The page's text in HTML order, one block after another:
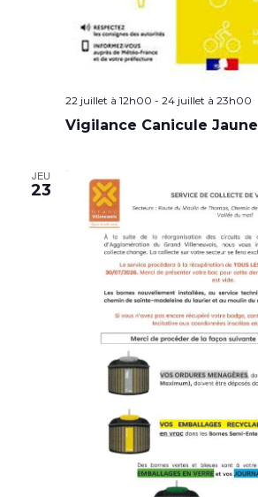
22 juillet à 12h00 - 24 juillet à 23h00
Vigilance Canicule Jaune
JEU
23